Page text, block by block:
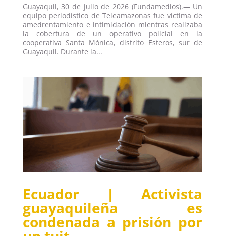
Guayaquil, 30 de julio de 2026 (Fundamedios).— Un
equipo periodístico de Teleamazonas fue víctima de
amedrentamiento e intimidación mientras realizaba
la cobertura de un operativo policial en la
cooperativa Santa Mónica, distrito Esteros, sur de
Guayaquil. Durante la...
Ecuador | Activista
guayaquileña es
condenada a prisión por